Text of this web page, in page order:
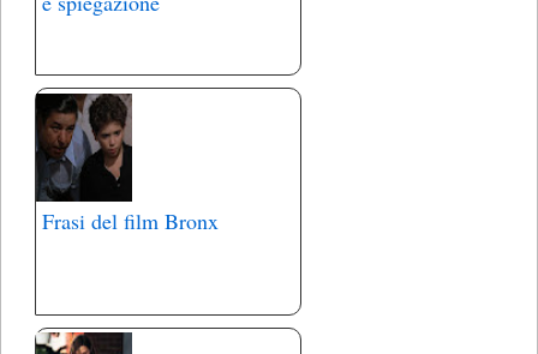
Frasi del film Bronx